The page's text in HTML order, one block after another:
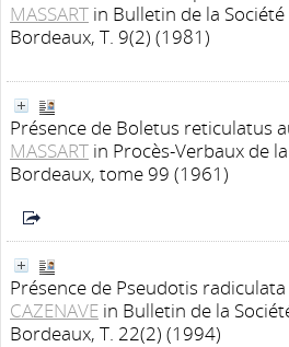
MASSART in Bulletin de la
Bordeaux, T. 9(2) (1981)
Présence de Boletus reticulatus
MASSART in Procès-Verbaux de
Bordeaux, tome 99 (1961)
Présence de Pseudotis
CAZENAVE in Bulletin de la
Bordeaux, T. 22(2) (1994)